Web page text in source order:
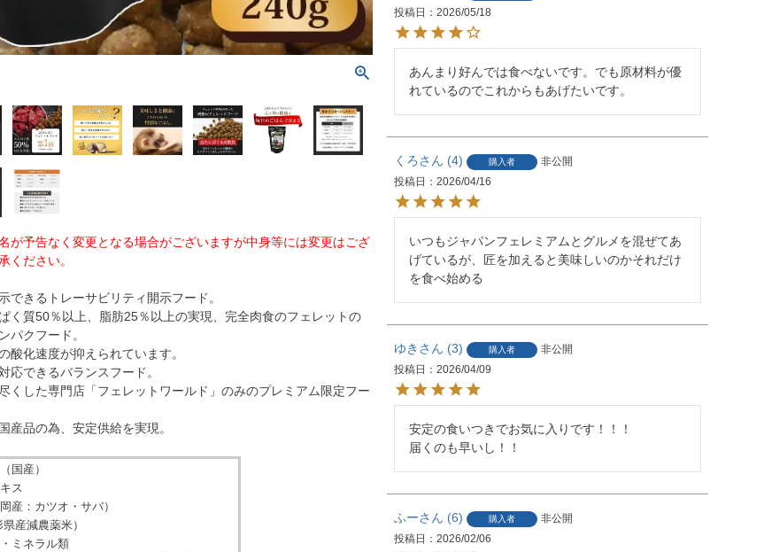
が予告なく変更となる場合がございますが中身等には変更はござ
ください。
できるトレーサビリティ開示フード。
く質50％以上、脂肪25％以上の実現、完全肉食のフェレットの
パクフード。
酸化速度が抑えられています。
応できるバランスフード。
くした専門店「フェレットワールド」のみのプレミアム限定フー
産品の為、安定供給を実現。
国産）
ス
産：カツオ・サバ）
産減農薬米）
ミネラル類
投稿日
2026/05/18
あんまり好んでは食べないです。でも原材料が優
れているのでこれからもあげたいです。
くろ 4 購入者
非公開
投稿日
2026/04/16
いつもジャパンフェレミアムとグルメを混ぜてあ
げているが、匠を加えると美味しいのかそれだけ
を食べ始める
ゆき 3 購入者
非公開
投稿日
2026/04/09
安定の食いつきでお気に入りです！！！
届くのも早いし！！
ふー 6 購入者
非公開
投稿日
2026/02/06